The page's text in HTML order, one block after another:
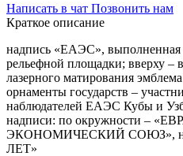
Написать в чат Позвонить нам
Краткое описание
надпись «ЕАЭС», выполненная
рельефной площадки; вверху –
лазерного матирования
орнаменты государств –
наблюдателей ЕАЭС Кубы и
надписи: по окружности –
ЭКОНОМИЧЕСКИЙ СОЮЗ», над
ЛЕТ»